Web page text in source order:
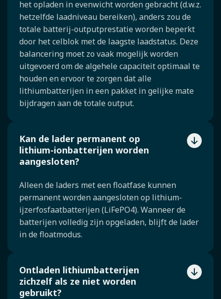
het opladen in evenwicht worden gebracht (d.w.z.
hetzelfde laadniveau bereiken), anders zou de
totale batterij-outputprestatie worden beperkt
door het celblok met de laagste laadstatus. Deze
balancering moet zo vaak mogelijk worden
uitgevoerd om de algehele capaciteit optimaal te
houden en ervoor te zorgen dat alle
lithiumbatterijen in een pakket in gelijke mate
bijdragen aan de totale output.
Kan de lader permanent op
lithium-ionbatterijen worden
aangesloten?
Alleen de laders met een floatfase kunnen
permanent worden aangesloten op lithium-
ijzerfosfaatbatterijen (LiFePO4). Wanneer de
batterijen volledig zijn opgeladen, blijft de lader
in de floatmodus.
Ontladen lithiumbatterijen
zichzelf als ze niet worden
gebruikt?